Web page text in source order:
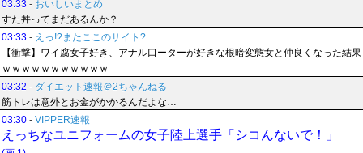
03:33 - おいしいまとめ
すた丼ってまだあるんか？
03:33 - えっ!?またここのサイト?
【衝撃】ワイ腐女子好き、アナル口ーターが好きな根暗変態女と仲良くなった結果
ｗｗｗｗｗｗｗｗｗｗｗ
03:32 - ダイエット速報＠2ちゃんねる
筋トレは意外とお金がかかるんだよな…
03:30 - VIPPER速報
えっちなユニフォームの女子陸上選手「シコんないで！」